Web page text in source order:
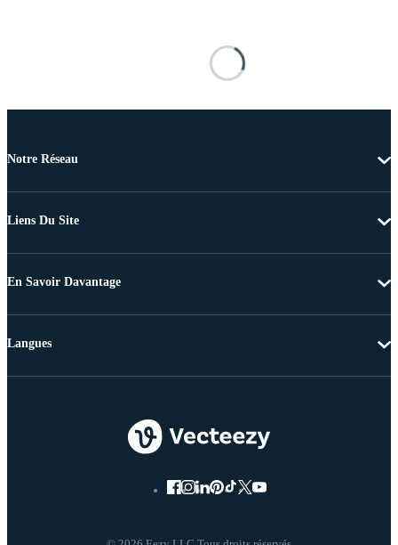
Notre Réseau
Liens Du Site
En Savoir Davantage
Langues